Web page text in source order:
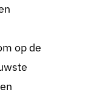
op de